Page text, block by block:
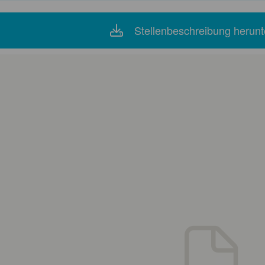
Stellenbeschreibung